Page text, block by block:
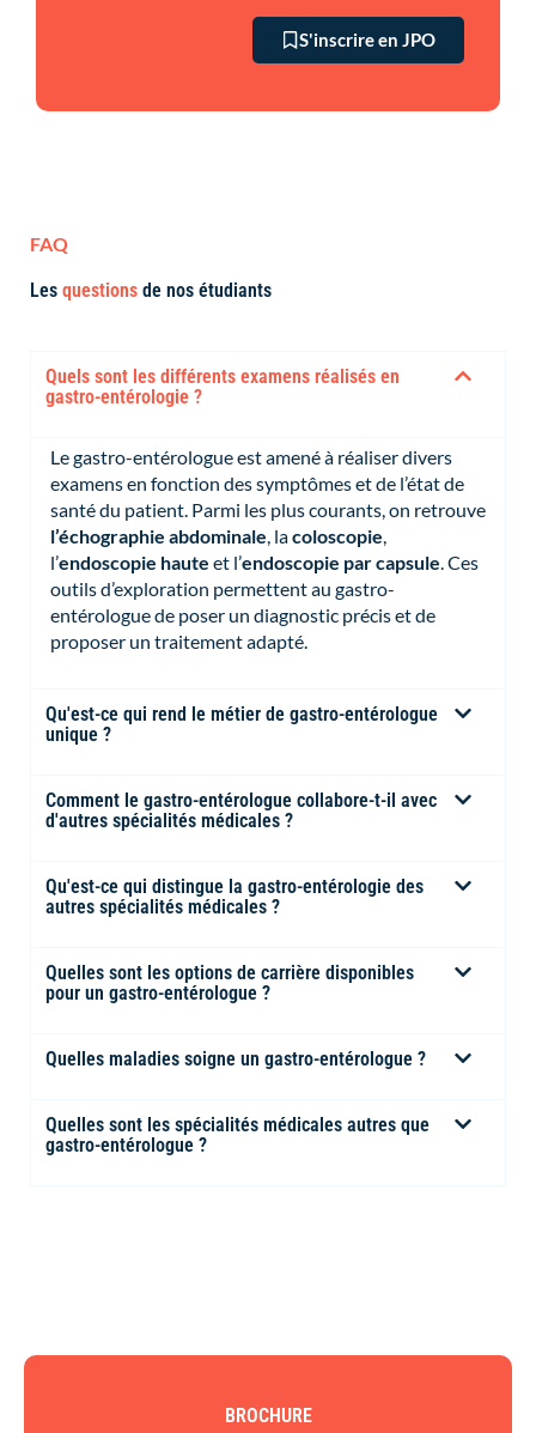
S'inscrire en JPO
FAQ
Les questions de nos étudiants
Quels sont les différents examens réalisés en
gastro-entérologie ?
Le gastro-entérologue est amené à réaliser divers
examens en fonction des symptômes et de l’état de
santé du patient. Parmi les plus courants, on retrouve
l’échographie abdominale , lacoloscopie
l’endoscopie haute et l’endoscopie par capsule . Ces
outils d’exploration permettent au gastro-
entérologue de poser un diagnostic précis et de
proposer un traitement adapté.
Qu'est-ce qui rend le métier de gastro-entérologue
unique ?
Comment le gastro-entérologue collabore-t-il avec
d'autres spécialités médicales ?
Qu'est-ce qui distingue la gastro-entérologie des
autres spécialités médicales ?
Quelles sont les options de carrière disponibles
pour un gastro-entérologue ?
Quelles maladies soigne un gastro-entérologue ?
Quelles sont les spécialités médicales autres que
gastro-entérologue ?
BROCHURE